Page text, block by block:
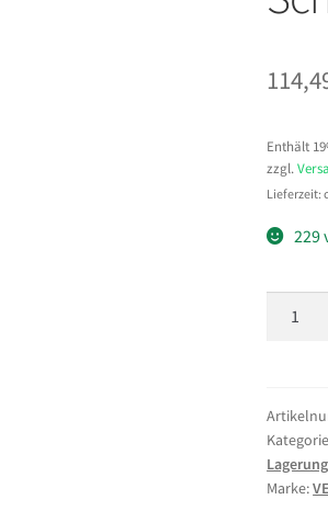
Enthält
zzgl.
Lieferzeit:
229
mm,
Marke: